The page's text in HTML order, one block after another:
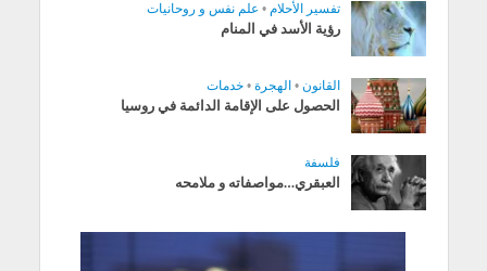
تفسير الأحلام • علم نفس و روحانيات
رؤية الأسد في المنام
القانون • الهجرة • خدمات
الحصول على الإقامة الدائمة في روسيا
فلسفة
العبقري…مواصفاته و ملامحه